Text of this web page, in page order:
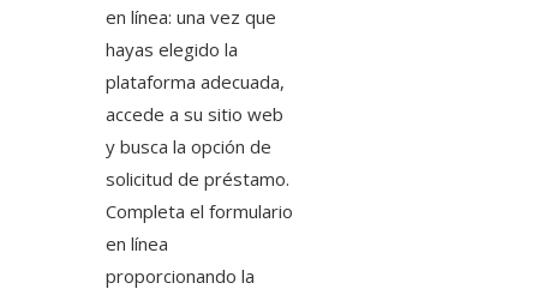
en línea: una vez que
hayas elegido la
plataforma adecuada,
accede a su sitio web
y busca la opción de
solicitud de préstamo.
Completa el formulario
en línea
proporcionando la